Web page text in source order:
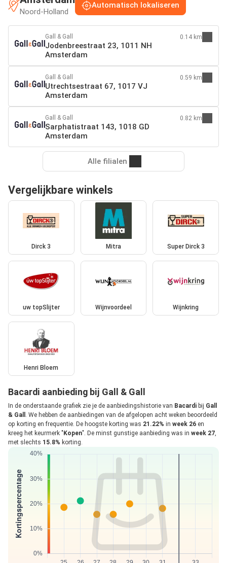
Noord-Holland
Automatisch lokaliseren
Gall & Gall
Jodenbreestraat 23, 1011 NH
Amsterdam
0.14 km
Gall & Gall
Utrechtsestraat 67, 1017 VJ
Amsterdam
0.59 km
Gall & Gall
Sarphatistraat 143, 1018 GD
Amsterdam
0.82 km
Alle filialen
Vergelijkbare winkels
Dirck 3 Mitra Super Dirck 3
uw topSlijter Wijnvoordeel Wijnkring
Henri Bloem
Bacardi aanbieding bij Gall & Gall
In de onderstaande grafiek zie je de aanbiedingshistorie van Bacardi bij Gall
& Gall . We hebben de aanbiedingen van de afgelopen acht weken beoordeeld
op korting en frequentie. De hoogste korting was 21.22% in week 26 en
kreeg het keurmerk " Kopen". De minst gunstige aanbieding was in week 27,
met slechts 15.8% korting.